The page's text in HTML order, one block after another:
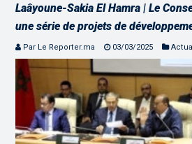
Laâyoune-Sakia El Hamra | Le
une série de projets de
Par Le Reporter.ma 03/03/2025